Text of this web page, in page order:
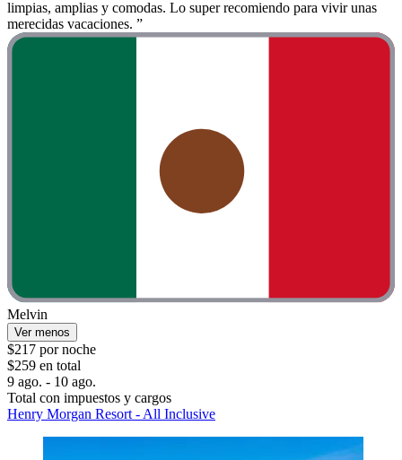
limpias, amplias y comodas. Lo super recomiendo para vivir unas
merecidas vacaciones. ”
Melvin
Ver menos
$217 por noche
$259 en total
9 ago. - 10 ago.
Total con impuestos y cargos
Henry Morgan Resort - All Inclusive